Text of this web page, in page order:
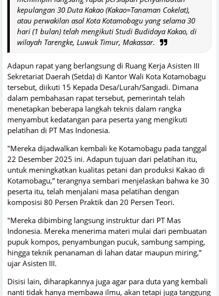
kepulangan 30 Duta Kakao (Kakao=Tanaman Cokelat),
atau perwakilan asal Kota Kotamobagu yang selama 30
hari (1 bulan) telah mengikuti Studi Budidaya Kakao, di
wilayah Tarengke, Luwuk Timur, Makassar.
Adapun rapat yang berlangsung di Ruang Kerja Asisten III
Sekretariat Daerah (Setda) di Kantor Wali Kota Kotamobagu
tersebut, diikuti 15 Kepada Desa/Lurah/Sangadi. Dimana
dalam pembahasan rapat tersebut, pemerintah telah
menetapkan beberapa langkah teknis dalam rangka
menyambut kedatangan para peserta yang mengikuti
pelatihan di PT Mas Indonesia.
"Mereka dijadwalkan kembali ke Kotamobagu pada tanggal
22 Desember 2025 ini. Adapun tujuan dari pelatihan itu,
untuk meningkatkan kualitas petani dan produksi Kakao di
Kotamobagu,” terangnya sembari menjelaskan bahwa ke 30
peserta itu, telah menjalani masa pelatihan dengan
komposisi 80 Persen Praktik dan 20 Persen Teori.
"Mereka dibimbing langsung instruktur dari PT Mas
Indonesia. Mereka menerima materi mulai dari pembuatan
pupuk kompos, penyambungan pucuk, sambung samping,
hingga teknik penanaman di lahan datar maupun miring,”
ujar Asisten III.
Disisi lain, diharapkannya juga agar para duta yang kembali
nanti tidak hanya membawa ilmu, akan tetapi juga tanggung